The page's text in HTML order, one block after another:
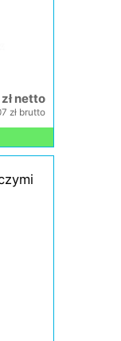
netto
zł brutto